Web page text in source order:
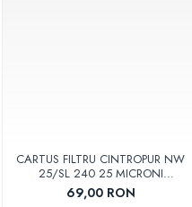
CARTUS FILTRU CINTROPUR NW
25/SL 240 25 MICRONI
MANSOANE FILTRARE SET 5BUC
69,00 RON